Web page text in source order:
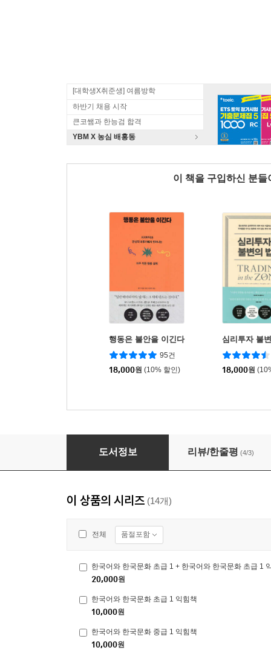
[대학생X취준생] 여름방학
하반기 채용 시작
큰코쌤과 한능검 합격
YBM X 농심 배홍동
이 책을 구입하신 분
행동은 불안을 이긴다
95건
18,000원 (10% 할인)
심리투자 불
18,000원
한국어와 한국문화 기초
도서정보 리뷰/한줄평 (4/3)
이 상품의 시리즈 (14개)
전체 품절포함
한국어와 한국문화 초급 1 + 한국어와 한국문화 초급 1
20,000원
한국어와 한국문화 초급 1 익힘책
10,000원
한국어와 한국문화 중급 1 익힘책
10,000원